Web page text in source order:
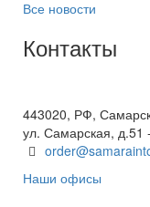
Все новости
Контакты
443020, РФ,
ул. Самарская,
Наши офисы